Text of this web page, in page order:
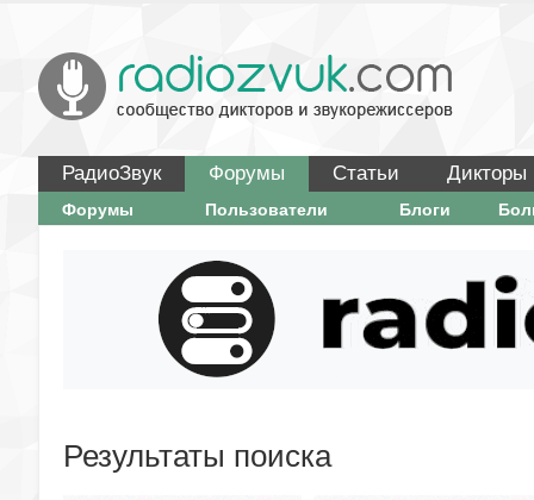
РадиоЗвук Форумы Статьи Дикторы
Форумы Пользователи Блоги
Результаты поиска